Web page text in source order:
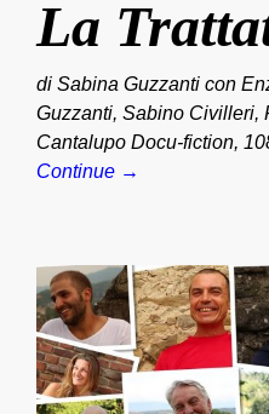
La
di Sabina Guzzanti con
Guzzanti, Sabino Civilleri,
Cantalupo Docu-fiction,
Continue →